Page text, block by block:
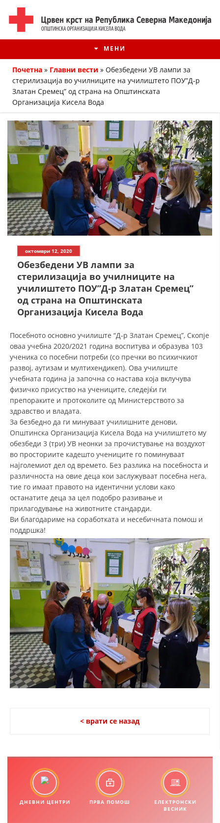
МЕНИ
ИСТОРИЈАТ НА ЦКРМ
ИСТОРИЈАТ НА ДВИЖЕЊЕТО
СТРУКТУРА НА ОРГАНИЗАЦИЈАТА
ЧЛЕНСТВО ВО ПРОФЕСИОНАЛНИ ТЕЛА
ЗАКОН ЗА ЦКРМ
ОРГАНИЗАЦИЈА И РАЗВОЈ
РАКОВОДЕН ОДБОР
СТРУКТУРА И ОРГАНИЗАЦИОНА ПОСТАВЕНОСТ
ДИСЕМИНАЦИЈА
ПРОМОЦИЈА НА ХУМАНИ ВРЕДНОСТИ
УПОТРЕБА И ЗАШТИТА НА АМБЛЕМОТ
КАКО ДА ДОНИРАТЕ
ПОДГОТВЕНОСТ И ДЕЈСТВО ПРИ КАТАСТРОФИ
ТИМОВИ НА ООЦК
СПАСИТЕЛНА СТАНИЦА ВОДНО
ПРОЕКТИ – ПОДГОТВЕНОСТ И ДЕЈСТВУВАЊЕ ПРИ КАТАСТРОФИ
ОДНОСИ СО ЈАВНОСТ
ИСТРАЖУВАЊЕ НА ЈАВНО МИСЛЕЊЕ
МЕЃУНАРОДНА СОРАБОТКА
ПРВА ПОМОШ
КРВОДАРИТЕЛСТВО
Почетна » Главни вести » Обезбедени УВ лампи за
стерилизација во училниците на училиштето ПОУ”Д-р
Златан Сремец” од страна на Општинската
Организација Кисела Вода
октомври 12, 2020
Обезбедени УВ лампи за
стерилизација во училниците на
училиштето ПОУ”Д-р Златан Сремец”
од страна на Општинската
Организација Кисела Вода
Посебното основно училиште “Д-р Златан Сремец”, Скопје
оваа учебна 2020/2021 година воспитува и образува 103
ученика со посебни потреби (со пречки во психичкиот
развој, аутизам и мултихендикеп). Ова училиште
учебната година ја започна со настава која вклучува
физичко присуство на учениците, следејќи ги
препораките и протоколите од Министерството за
здравство и владата.
За безбедно да ги минуваат училишните денови,
Општинска Организација Кисела Вода на училиштето му
обезбеди 3 (три) УВ неонки за прочистување на воздухот
во просториите кадешто учениците го поминуваат
најголемиот дел од времето. Без разлика на посебноста и
различноста на овие деца кои заслужуваат посебна нега,
тие го имаат правото на идентични услови како
останатите деца за цел подобро разивање и
прилагодување на животните стандарди.
Ви благодариме на соработката и несебичната помош и
поддршка!
< врати се назад
ДНЕВНИ ЦЕНТРИ ПРВА ПОМОШ
ЕЛЕКТРОНСКИ
ВЕСНИК